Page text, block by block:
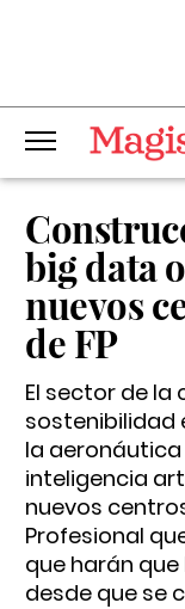
big data
nuevos
de FP
El sector de la
sostenibilidad
la
inteligencia
nuevos
Profesional
que harán
desde que se